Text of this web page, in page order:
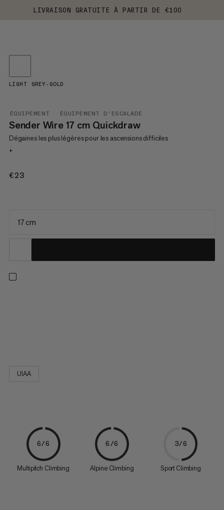
LIVRAISON GRATUITE À PARTIR DE €100
ÉQUIPEMENT ÉQUIPEMENT D'ESCALADE
Sender Wire 17 cm Quickdraw
Dégaines les plus légères pour les ascensions difficiles
+
€23
LIGHT GREY-GOLD
17 cm
UIAA
6/6
Multipitch Climbing
6/6
Alpine Climbing
3/6
Sport Climbing